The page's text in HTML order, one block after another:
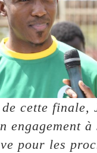
cette finale,
engagement
pour les